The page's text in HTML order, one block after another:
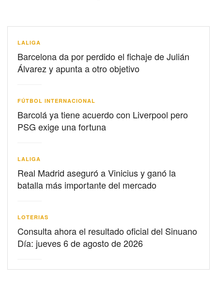
LALIGA
Barcelona da por perdido el fichaje de Julián
Álvarez y apunta a otro objetivo
FÚTBOL INTERNACIONAL
Barcolá ya tiene acuerdo con Liverpool pero
PSG exige una fortuna
LALIGA
Real Madrid aseguró a Vinicius y ganó la
batalla más importante del mercado
LOTERIAS
Consulta ahora el resultado oficial del Sinuano
Día: jueves 6 de agosto de 2026